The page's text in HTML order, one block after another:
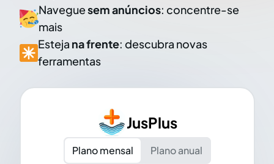
Naveguesem anúncios: concentre-se
mais
Esteja na frente: descubra novas
ferramentas
JusPlus
Plano mensal
Plano anual